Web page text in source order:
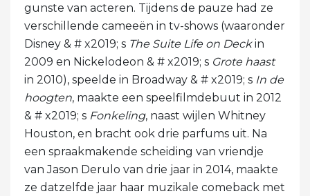
gunste van acteren. Tijdens de pauze had ze
verschillende cameeën in tv-shows (waaronder
Disney & # x2019; s The Suite Life on Deckin
2009 en Nickelodeon & # x2019; s Grote haast
in 2010), speelde in Broadway & # x2019; s In de
hoogten, maakte een speelfilmdebuut in 2012
& # x2019; s Fonkeling, naast wijlen Whitney
Houston, en bracht ook drie parfums uit. Na
een spraakmakende scheiding van vriendje
van Jason Derulo van drie jaar in 2014, maakte
ze datzelfde jaar haar muzikale comeback met